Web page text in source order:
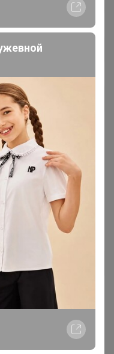
полностью согласен
и правилами
следующих
закупок,
персональных